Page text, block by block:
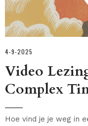
4-9-2025
Video
Complex
Hoe vind je je weg in